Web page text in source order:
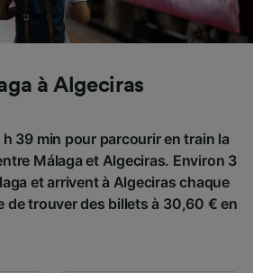
à Algeciras
39 min pour parcourir en train la
Málaga et Algeciras. Environ 3
et arrivent à Algeciras chaque
de trouver des billets à 30,60 € en